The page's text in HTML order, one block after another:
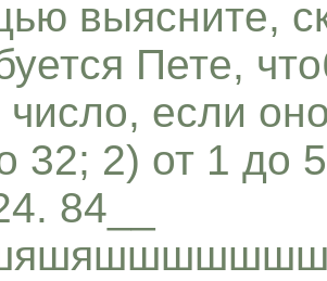
выясните,
Пете,
если
32; 2) от 1 до
84__